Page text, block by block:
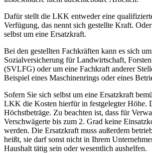
Dafür stellt die LKK entweder eine
Verfügung, das nennt sich gestellte Kraft.
selbst um eine Ersatzkraft.
Bei den gestellten Fachkräften kann es sich
Sozialversicherung für Landwirtschaft,
(SVLFG) oder um eine Fachkraft anderer
Beispiel eines Maschinenrings oder eines
Sofern Sie sich selbst um eine Ersatzkraft
LKK die Kosten hierfür in festgelegter Höhe.
Höchstbeträge. Zu beachten ist, dass für
Verschwägerte bis zum 2. Grad keine
werden. Die Ersatzkraft muss außerdem
heißt, sie darf sonst nicht in Ihrem
Haushalt tätig sein oder wesentlich aushelfen.